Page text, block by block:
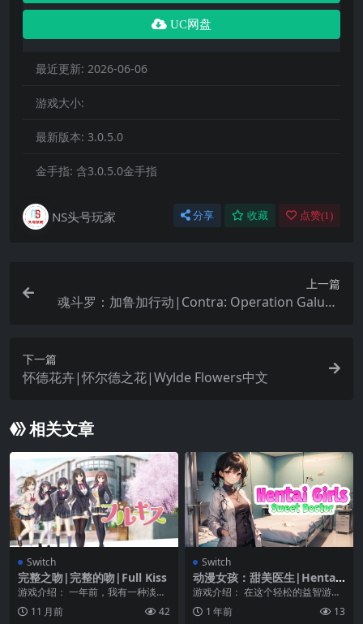
UC网盘
最近更新: 2026-06-06
游戏大小:
最新版本: 3.0.5.0
金手指: 含3.0.5.0金手指
NS头号玩家 分享 收藏 点赞(1 )
上一篇
魂斗罗：加鲁加行动|Contra: Operation Galuga
下一篇
怀德花卉|怀尔德之花|Wylde Flowers中文
相关文章
Switch
完整之吻|完整的吻|Full Kiss
游戏介绍： 一年前，我有一种淡淡
的期待， 如果我进入这所学校，我
可以有一个爱人。...
11 月前 42
Switch
动漫女孩：甜美医生|Hentai
Girls: Sweet Doctor中文
游戏介绍： 在这个轻松的益智游戏
中解锁 30 多个漂亮的动漫女孩！
在这个拥有 ...
1 年前 13